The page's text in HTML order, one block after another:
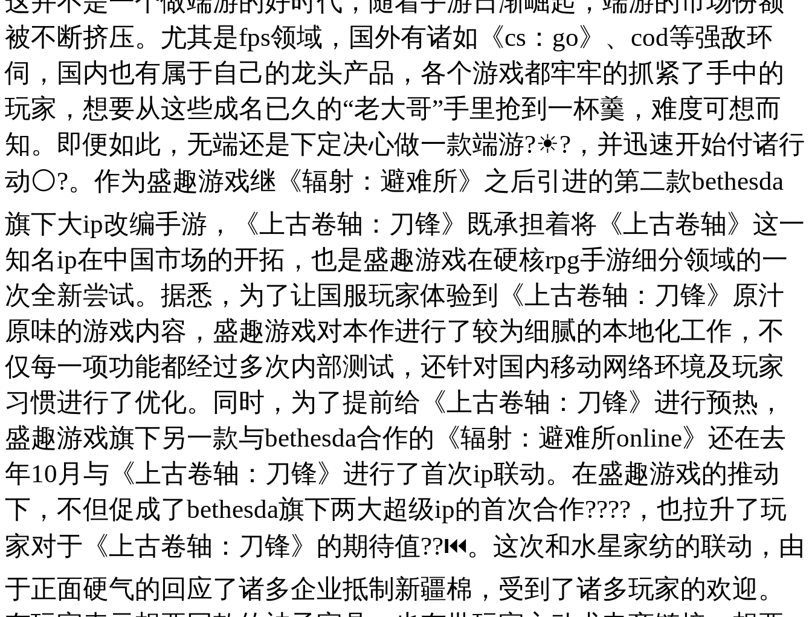
被不断挤压。尤其是fps领域，国外有诸如《cs：go》、cod等强敌环
伺，国内也有属于自己的龙头产品，各个游戏都牢牢的抓紧了手中的
玩家，想要从这些成名已久的“老大哥”手里抢到一杯羹，难度可想而
知。即便如此，无端还是下定决心做一款端游?☀?，并迅速开始付诸行
动⚪?。作为盛趣游戏继《辐射：避难所》之后引进的第二款bethesda
旗下大ip改编手游，《上古卷轴：刀锋》既承担着将《上古卷轴》这一
知名ip在中国市场的开拓，也是盛趣游戏在硬核rpg手游细分领域的一
次全新尝试。据悉，为了让国服玩家体验到《上古卷轴：刀锋》原汁
原味的游戏内容，盛趣游戏对本作进行了较为细腻的本地化工作，不
仅每一项功能都经过多次内部测试，还针对国内移动网络环境及玩家
习惯进行了优化。同时，为了提前给《上古卷轴：刀锋》进行预热，
盛趣游戏旗下另一款与bethesda合作的《辐射：避难所online》还在去
年10月与《上古卷轴：刀锋》进行了首次ip联动。在盛趣游戏的推动
下，不但促成了bethesda旗下两大超级ip的首次合作????，也拉升了玩
家对于《上古卷轴：刀锋》的期待值??⏮。这次和水星家纺的联动，由
于正面硬气的回应了诸多企业抵制新疆棉，受到了诸多玩家的欢迎。